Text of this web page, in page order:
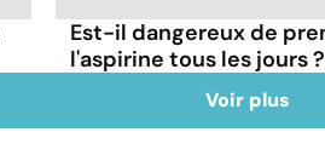
Est-il dangereux de
l'aspirine tous les jours ?
Voir plus